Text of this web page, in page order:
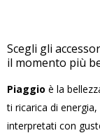
Scegli gli
il momento più
Piaggio è la
ti ricarica di
interpretati con